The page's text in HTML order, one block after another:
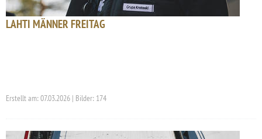
LAHTI MÄNNER FREITAG
Erstellt am: 07.03.2026 | Bilder: 174